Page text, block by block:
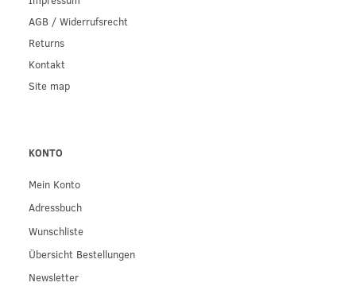
AGB / Widerrufsrecht
Returns
Kontakt
Site map
KONTO
Mein Konto
Adressbuch
Wunschliste
Übersicht Bestellungen
Newsletter